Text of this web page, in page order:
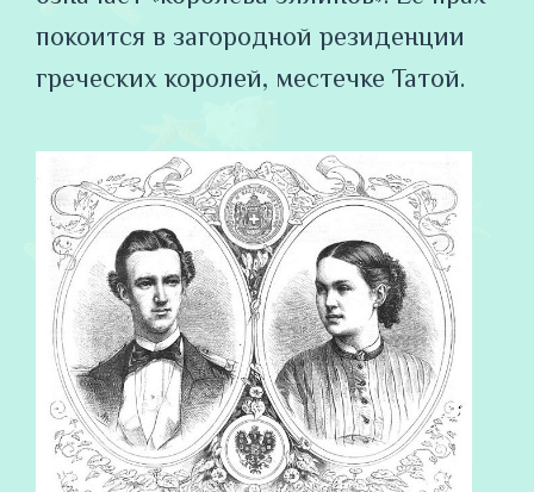
покоится в загородной резиденции
греческих королей, местечке Татой.